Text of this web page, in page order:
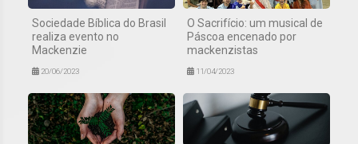
Sociedade Bíblica do Brasil
realiza evento no
Mackenzie
20/06/2023
O Sacrifício: um musical de
Páscoa encenado por
mackenzistas
11/04/2023